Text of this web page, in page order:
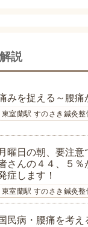
説
みを捉える～腰痛
東室蘭駅 すのさき鍼灸整
曜日の朝、要注意
さんの４４、５％
症します！
東室蘭駅 すのさき鍼灸整
民病・腰痛を考え